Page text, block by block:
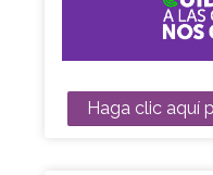
Haga clic aquí